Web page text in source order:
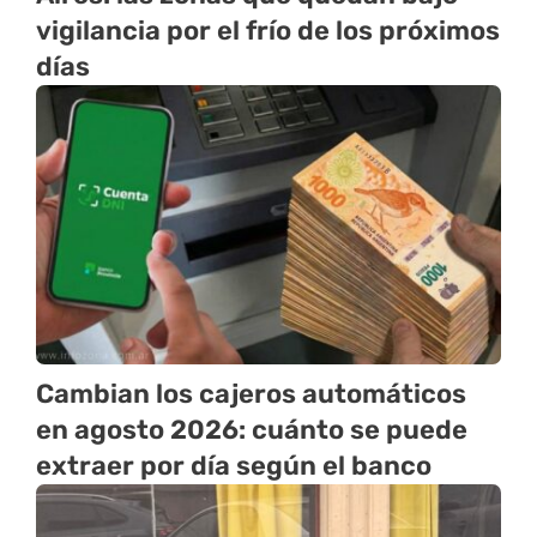
vigilancia por el frío de los próximos
días
Cambian los cajeros automáticos
en agosto 2026: cuánto se puede
extraer por día según el banco